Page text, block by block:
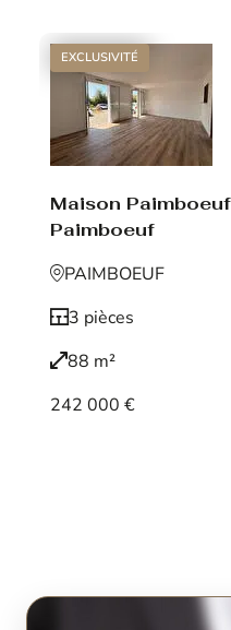
EXCLUSIVITÉ
Maison Paimboeuf
Paimboeuf
PAIMBOEUF
3 pièces
88 m²
242 000 €